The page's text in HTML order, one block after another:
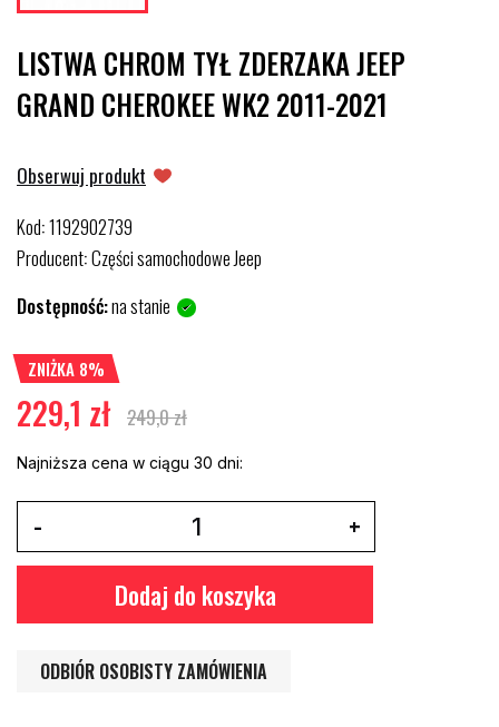
LISTWA CHROM TYŁ ZDERZAKA JEEP
GRAND CHEROKEE WK2 2011-2021
Obserwuj produkt
Kod:1192902739
Producent:Części samochodowe Jeep
Dostępność:na stanie
ZNIŻKA 8%
229,1 zł 249,0 zł
Najniższa cena w ciągu 30 dni:
Dodaj do koszyka
ODBIÓR OSOBISTY ZAMÓWIENIA